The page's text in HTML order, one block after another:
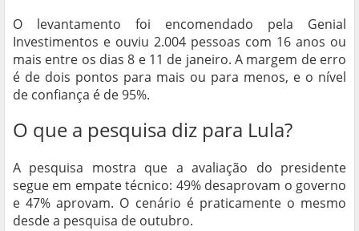
O levantamento foi encomendado pela Genial
Investimentos e ouviu 2.004 pessoas com 16 anos ou
mais entre os dias 8 e 11 de janeiro. A margem de erro
é de dois pontos para mais ou para menos, e o nível
de confiança é de 95%.
O que a pesquisa diz para Lula?
A pesquisa mostra que a avaliação do presidente
segue em empate técnico: 49% desaprovam o governo
e 47% aprovam. O cenário é praticamente o mesmo
desde a pesquisa de outubro.